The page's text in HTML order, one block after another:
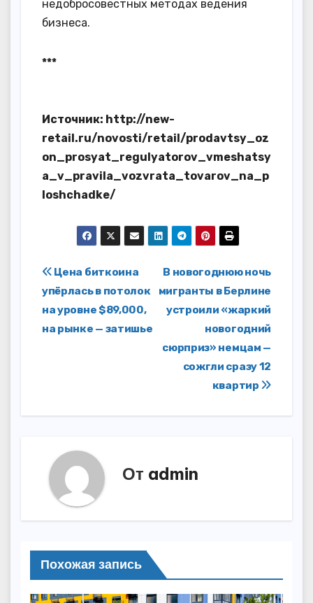
недобросовестных методах ведения
бизнеса.
***
Источник: http://new-
retail.ru/novosti/retail/prodavtsy_oz
on_prosyat_regulyatorov_vmeshatsy
a_v_pravila_vozvrata_tovarov_na_p
loshchadke/
Навигация
по
записям
В новогоднюю ночь
мигранты в Берлине
устроили «жаркий
новогодний
сюрприз» немцам —
сожгли сразу 12
квартир
Цена биткоина
упёрлась в потолок
на уровне $89,000,
на рынке — затишье
От admin
Похожая запись